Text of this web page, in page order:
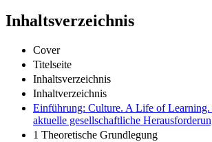
Inhaltsverzeichnis
Cover
Titelseite
Inhaltsverzeichnis
Inhaltverzeichnis
Einführung: Culture. A Life of
aktuelle gesellschaftliche
1 Theoretische Grundlegung